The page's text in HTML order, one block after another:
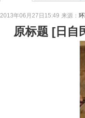
2013年06月27日15:49 来源：
原标题 [ 日自